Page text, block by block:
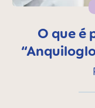
O que é